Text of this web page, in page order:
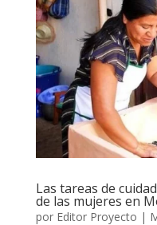
Las tareas de
de las mujeres en
por Editor Proyecto |